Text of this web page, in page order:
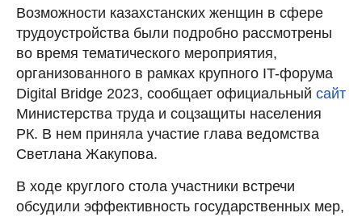
Возможности казахстанских женщин в сфере
трудоустройства были подробно рассмотрены
во время тематического мероприятия,
организованного в рамках крупного IT-форума
Digital Bridge 2023, сообщает официальный сайт
Министерства труда и соцзащиты населения
РК. В нем приняла участие глава ведомства
Светлана Жакупова.
В ходе круглого стола участники встречи
обсудили эффективность государственных мер,